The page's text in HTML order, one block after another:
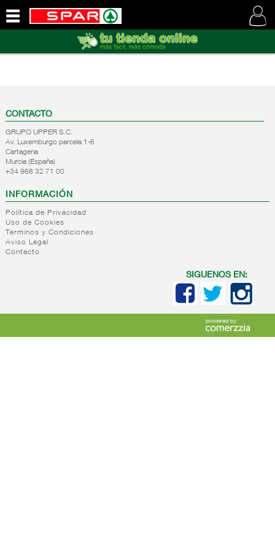
SOMOS
CONTACTO
GRUPO UPPER S.C.
Av. Luxemburgo parcela 1-6
Cartagena
Murcia (España)
+34 968 32 71 00
INFORMACIÓN
Política de Privacidad
Uso de Cookies
Terminos y Condiciones
Aviso Legal
Contacto
SIGUENOS EN: